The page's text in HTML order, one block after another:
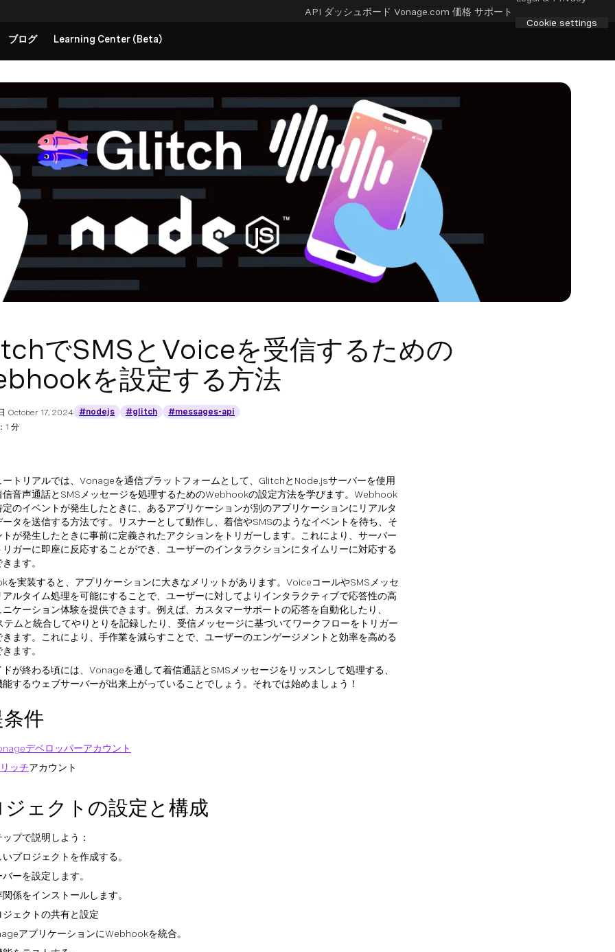
API ダッシュボード Vonage.com 価格 サポート
Cookie settings
ブログ
Learning Center (Beta)
でSMSとVoiceを受信するための
を設定する方法
October 17, 2024 #nodejs #glitch
#messages-api
1 分
ートリアルでは、Vonageを通信プラットフォームとして、GlitchとNode.jsサーバーを使用
信音声通話とSMSメッセージを処理するためのWebhookの設定方法を学びます。Webhook
定のイベントが発生したときに、あるアプリケーションが別のアプリケーションにリアルタ
ータを送信する方法です。リスナーとして動作し、着信やSMSのようなイベントを待ち、そ
トが発生したときに事前に定義されたアクションをトリガーします。これにより、サーバー
リガーに即座に反応することができ、ユーザーのインタラクションにタイムリーに対応する
ます。
を実装すると、アプリケーションに大きなメリットがあります。VoiceコールやSMSメッセ
アルタイム処理を可能にすることで、ユーザーに対してよりインタラクティブで応答性の高
ケーション体験を提供できます。例えば、カスタマーサポートの応答を自動化したり、
テムと統合してやりとりを記録したり、受信メッセージに基づいてワークフローをトリガー
きます。これにより、手作業を減らすことで、ユーザーのエンゲージメントと効率を高める
ます。
が終わる頃には、Vonageを通して着信通話とSMSメッセージをリッスンして処理する、
するウェブサーバーが出来上がっていることでしょう。それでは始めましょう！
件
デベロッパーアカウント
ッチアカウント
ェクトの設定と構成
プで説明しよう：
いプロジェクトを作成する。
ーを設定します。
関係をインストールします。
ジェクトの共有と設定
アプリケーションにWebhookを統合。